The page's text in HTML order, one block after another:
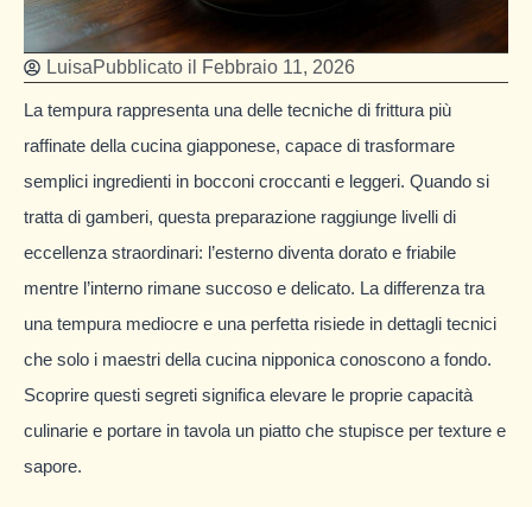
LuisaPubblicato il Febbraio 11, 2026
La tempura rappresenta una delle tecniche di frittura più
raffinate della cucina giapponese, capace di trasformare
semplici ingredienti in bocconi croccanti e leggeri. Quando si
tratta di gamberi, questa preparazione raggiunge livelli di
eccellenza straordinari: l’esterno diventa dorato e friabile
mentre l’interno rimane succoso e delicato. La differenza tra
una tempura mediocre e una perfetta risiede in dettagli tecnici
che solo i maestri della cucina nipponica conoscono a fondo.
Scoprire questi segreti significa elevare le proprie capacità
culinarie e portare in tavola un piatto che stupisce per texture e
sapore.